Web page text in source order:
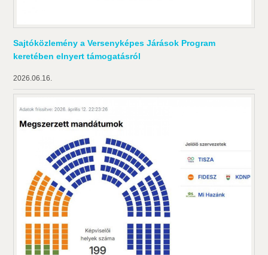
Sajtóközlemény a Versenyképes Járások Program
keretében elnyert támogatásról
2026.06.16.